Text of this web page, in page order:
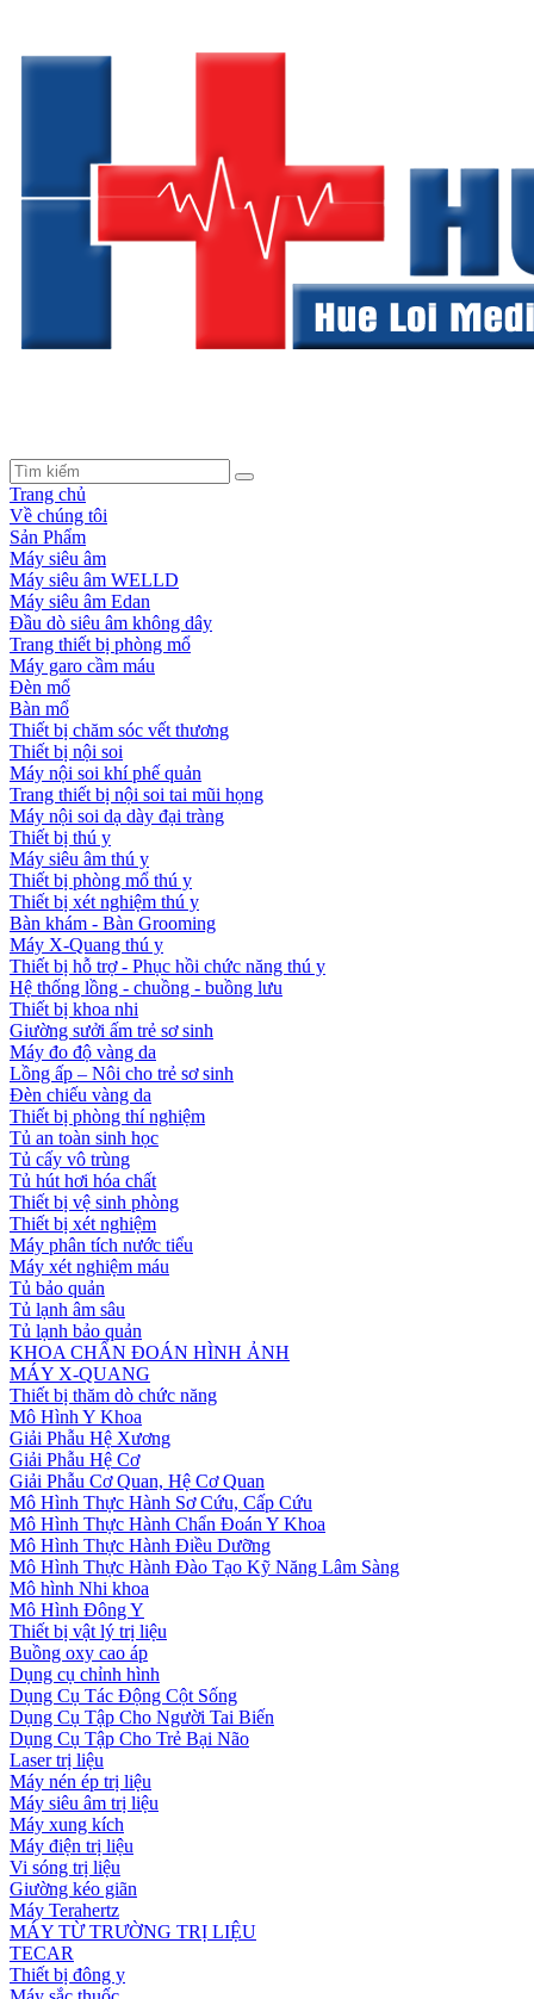
Trang chủ
Về chúng tôi
Sản Phẩm
Máy siêu âm
Máy siêu âm WELLD
Máy siêu âm Edan
Đầu dò siêu âm không dây
Trang thiết bị phòng mổ
Máy garo cầm máu
Đèn mổ
Bàn mổ
Thiết bị chăm sóc vết thương
Thiết bị nội soi
Máy nội soi khí phế quản
Trang thiết bị nội soi tai mũi họng
Máy nội soi dạ dày đại tràng
Thiết bị thú y
Máy siêu âm thú y
Thiết bị phòng mổ thú y
Thiết bị xét nghiệm thú y
Bàn khám - Bàn Grooming
Máy X-Quang thú y
Thiết bị hỗ trợ - Phục hồi chức năng thú y
Hệ thống lồng - chuồng - buồng lưu
Thiết bị khoa nhi
Giường sưởi ấm trẻ sơ sinh
Máy đo độ vàng da
Lồng ấp – Nôi cho trẻ sơ sinh
Đèn chiếu vàng da
Thiết bị phòng thí nghiệm
Tủ an toàn sinh học
Tủ cấy vô trùng
Tủ hút hơi hóa chất
Thiết bị vệ sinh phòng
Thiết bị xét nghiệm
Máy phân tích nước tiểu
Máy xét nghiệm máu
Tủ bảo quản
Tủ lạnh âm sâu
Tủ lạnh bảo quản
KHOA CHẨN ĐOÁN HÌNH ẢNH
MÁY X-QUANG
Thiết bị thăm dò chức năng
Mô Hình Y Khoa
Giải Phẫu Hệ Xương
Giải Phẫu Hệ Cơ
Giải Phẫu Cơ Quan, Hệ Cơ Quan
Mô Hình Thực Hành Sơ Cứu, Cấp Cứu
Mô Hình Thực Hành Chẩn Đoán Y Khoa
Mô Hình Thực Hành Điều Dưỡng
Mô Hình Thực Hành Đào Tạo Kỹ Năng Lâm Sàng
Mô hình Nhi khoa
Mô Hình Đông Y
Thiết bị vật lý trị liệu
Buồng oxy cao áp
Dụng cụ chỉnh hình
Dụng Cụ Tác Động Cột Sống
Dụng Cụ Tập Cho Người Tai Biến
Dụng Cụ Tập Cho Trẻ Bại Não
Laser trị liệu
Máy nén ép trị liệu
Máy siêu âm trị liệu
Máy xung kích
Máy điện trị liệu
Vi sóng trị liệu
Giường kéo giãn
Máy Terahertz
MÁY TỪ TRƯỜNG TRỊ LIỆU
TECAR
Thiết bị đông y